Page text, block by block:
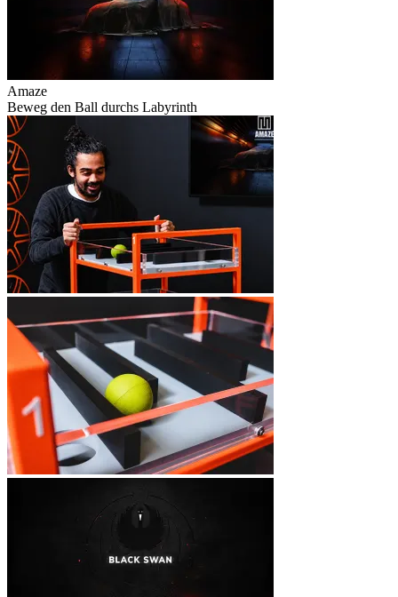
Amaze
Beweg den Ball durchs Labyrinth